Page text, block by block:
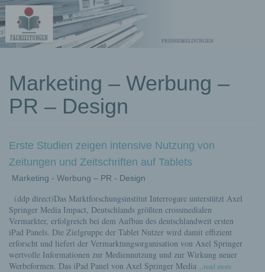
Pressemeldungen
Marketing – Werbung –
PR – Design
Erste Studien zeigen intensive Nutzung von
Zeitungen und Zeitschriften auf Tablets
Marketing - Werbung – PR - Design
(ddp direct)Das Marktforschungsinstitut Interrogare unterstützt Axel
Springer Media Impact, Deutschlands größten crossmedialen
Vermarkter, erfolgreich bei dem Aufbau des deutschlandweit ersten
iPad Panels. Die Zielgruppe der Tablet Nutzer wird damit effizient
erforscht und liefert der Vermarktungsorganisation von Axel Springer
wertvolle Informationen zur Mediennutzung und zur Wirkung neuer
Werbeformen. Das iPad Panel von Axel Springer Media ...read more